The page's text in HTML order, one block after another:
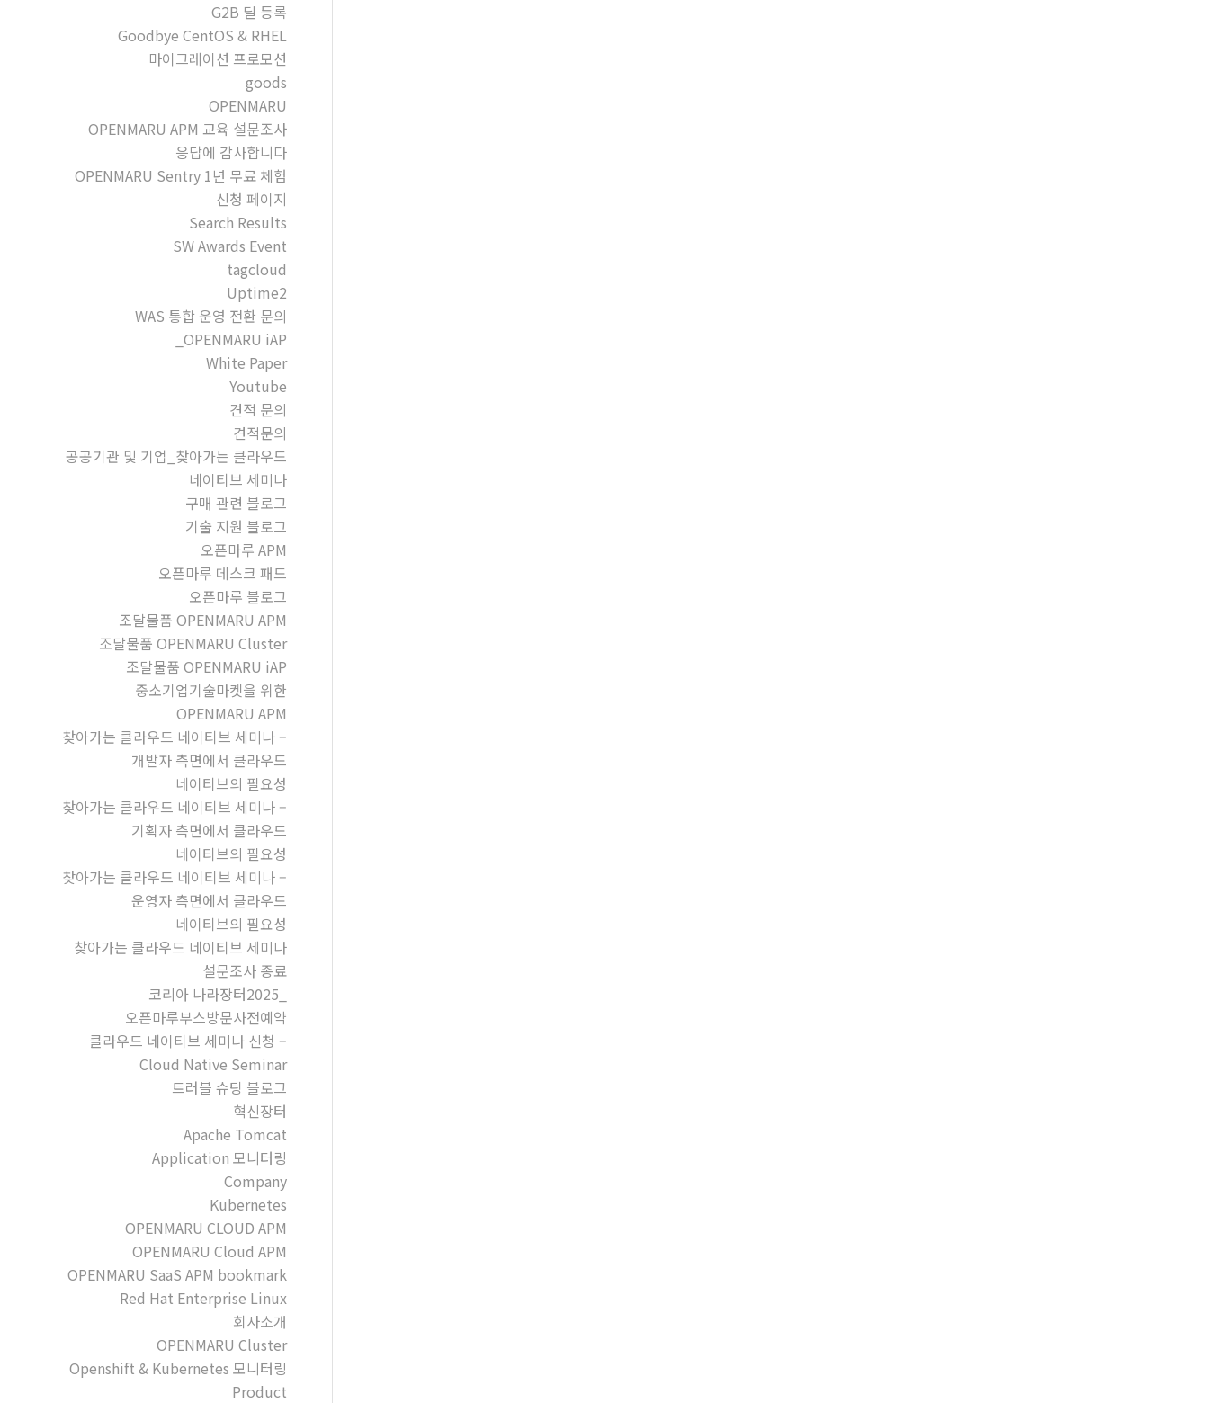
G2B 딜 등록
Goodbye CentOS & RHEL
마이그레이션 프로모션
goods
OPENMARU
OPENMARU APM 교육 설문조사
응답에 감사합니다
OPENMARU Sentry 1년 무료 체험
신청 페이지
Search Results
SW Awards Event
tagcloud
Uptime2
WAS 통합 운영 전환 문의
_OPENMARU iAP
White Paper
Youtube
견적 문의
견적문의
공공기관 및 기업_찾아가는 클라우드
네이티브 세미나
구매 관련 블로그
기술 지원 블로그
오픈마루 APM
오픈마루 데스크 패드
오픈마루 블로그
조달물품 OPENMARU APM
조달물품 OPENMARU Cluster
조달물품 OPENMARU iAP
중소기업기술마켓을 위한
OPENMARU APM
찾아가는 클라우드 네이티브 세미나 –
개발자 측면에서 클라우드
네이티브의 필요성
찾아가는 클라우드 네이티브 세미나 –
기획자 측면에서 클라우드
네이티브의 필요성
찾아가는 클라우드 네이티브 세미나 –
운영자 측면에서 클라우드
네이티브의 필요성
찾아가는 클라우드 네이티브 세미나
설문조사 종료
코리아 나라장터2025_
오픈마루부스방문사전예약
클라우드 네이티브 세미나 신청 –
Cloud Native Seminar
트러블 슈팅 블로그
혁신장터
Apache Tomcat
Application 모니터링
Company
Kubernetes
OPENMARU CLOUD APM
OPENMARU Cloud APM
OPENMARU SaaS APM bookmark
Red Hat Enterprise Linux
회사소개
OPENMARU Cluster
Openshift & Kubernetes 모니터링
Product